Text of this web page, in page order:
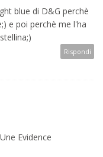
blue di D&G perchè
e poi perchè me l'ha
Rispondi
Evidence